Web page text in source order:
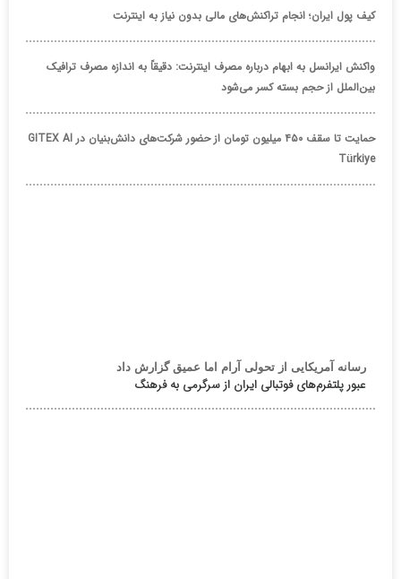
کیف پول ایران؛ انجام تراکنش‌های مالی بدون نیاز به اینترنت
واکنش ایرانسل به ابهام درباره مصرف اینترنت: دقیقاً به اندازه مصرف ترافیک
بین‌الملل از حجم بسته کسر می‌شود
حمایت تا سقف ۴۵۰ میلیون تومان از حضور شرکت‌های دانش‌بنیان در GITEX AI
Türkiye
رسانه آمریکایی از تحولی آرام اما عمیق گزارش داد
عبور پلتفرم‌های فوتبالی ایران از سرگرمی به فرهنگ